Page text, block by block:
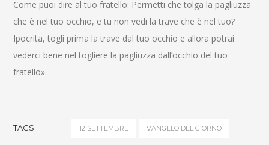
Come puoi dire al tuo fratello: Permetti che tolga la pagliuzza
che è nel tuo occhio, e tu non vedi la trave che è nel tuo?
Ipocrita, togli prima la trave dal tuo occhio e allora potrai
vederci bene nel togliere la pagliuzza dall’occhio del tuo
fratello».
TAGS 12 SETTEMBRE VANGELO DEL GIORNO